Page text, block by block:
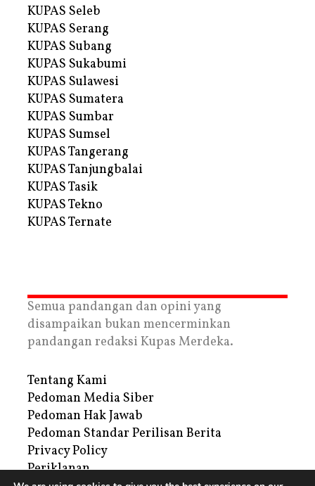
KUPAS Seleb
KUPAS Serang
KUPAS Subang
KUPAS Sukabumi
KUPAS Sulawesi
KUPAS Sumatera
KUPAS Sumbar
KUPAS Sumsel
KUPAS Tangerang
KUPAS Tanjungbalai
KUPAS Tasik
KUPAS Tekno
KUPAS Ternate
Semua pandangan dan opini yang
disampaikan bukan mencerminkan
pandangan redaksi Kupas Merdeka.
Tentang Kami
Pedoman Media Siber
Pedoman Hak Jawab
Pedoman Standar Perilisan Berita
Privacy Policy
Periklanan